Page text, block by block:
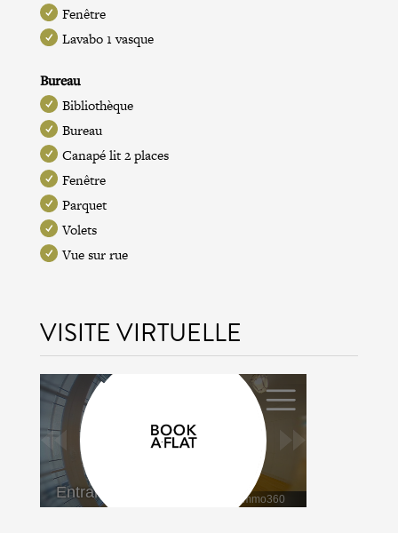
Fenêtre
Lavabo 1 vasque
Bureau
Bibliothèque
Bureau
Canapé lit 2 places
Fenêtre
Parquet
Volets
Vue sur rue
VISITE VIRTUELLE